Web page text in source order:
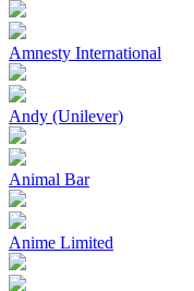
Amnesty International
Andy (Unilever)
Animal Bar
Anime Limited